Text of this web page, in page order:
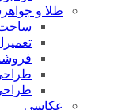
طلا و
ساخت
عکاسی